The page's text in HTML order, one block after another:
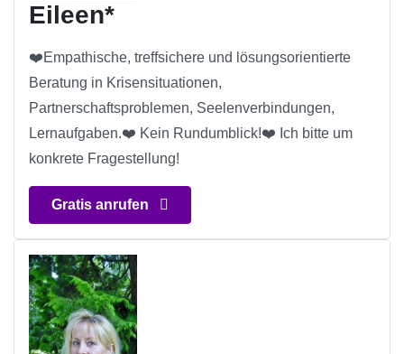
Eileen*
❤️Empathische, treffsichere und lösungsorientierte
Beratung in Krisensituationen,
Partnerschaftsproblemen, Seelenverbindungen,
Lernaufgaben.❤️ Kein Rundumblick!❤️ Ich bitte um
konkrete Fragestellung!
Gratis anrufen